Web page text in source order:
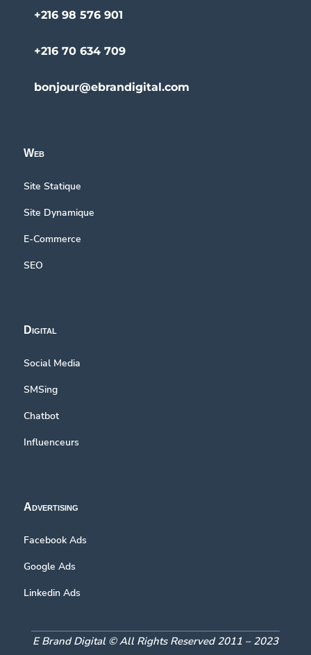
+216 98 576 901
+216 70 634 709
bonjour@ebrandigital.com
Web
Site Statique
Site Dynamique
E-Commerce
SEO
Digital
Social Media
SMSing
Chatbot
Influenceurs
Advertising
Facebook Ads
Google Ads
Linkedin Ads
E Brand Digital © All Rights Reserved 2011 – 2023